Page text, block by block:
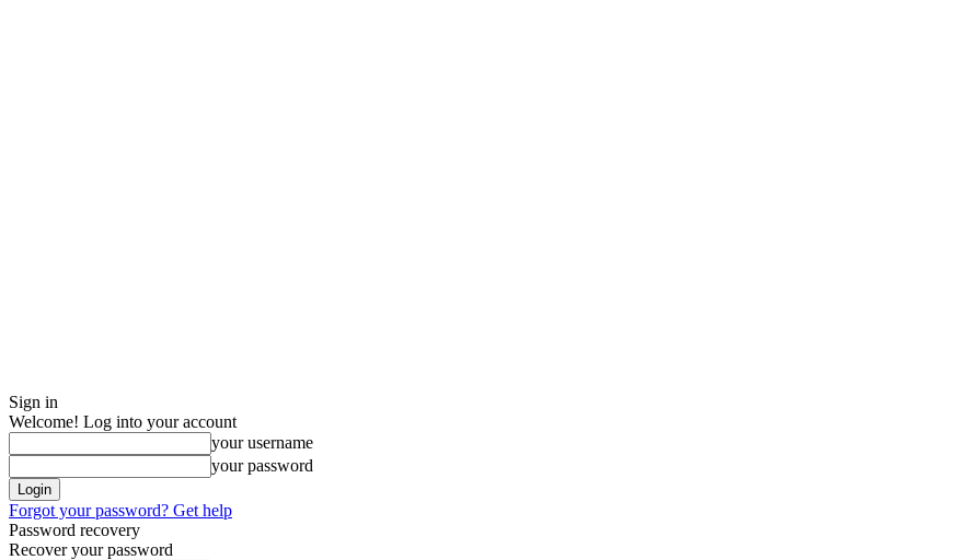
Sign in
Welcome! Log into your account
your username
your password
Forgot your password? Get help
Password recovery
Recover your password